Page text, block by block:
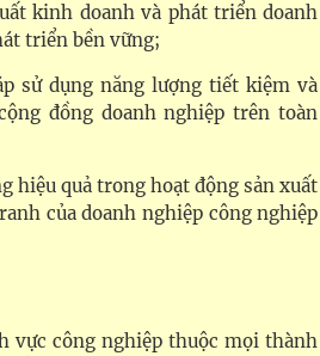
kinh doanh và phát triển doanh
triển bền vững;
sử dụng năng lượng tiết kiệm và
đồng doanh nghiệp trên toàn
hiệu quả trong hoạt động sản xuất
của doanh nghiệp công nghiệp
vực công nghiệp thuộc mọi thành